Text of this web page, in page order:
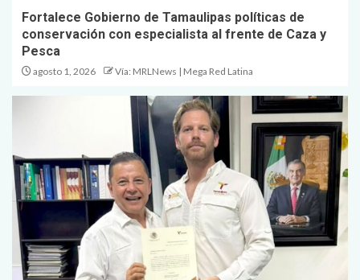
Fortalece Gobierno de Tamaulipas políticas de
conservación con especialista al frente de Caza y
Pesca
agosto 1, 2026 Vía: MRLNews | Mega Red Latina